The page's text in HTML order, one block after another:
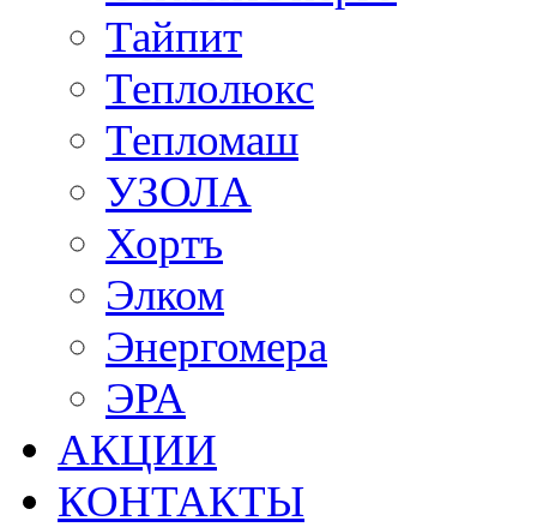
Тайпит
Теплолюкс
Тепломаш
УЗОЛА
Хортъ
Элком
Энергомера
ЭРА
АКЦИИ
КОНТАКТЫ